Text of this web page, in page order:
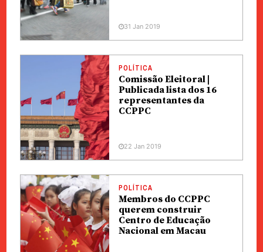
31 Jan 2019
POLÍTICA
Comissão Eleitoral |
Publicada lista dos 16
representantes da
CCPPC
22 Jan 2019
POLÍTICA
Membros do CCPPC
querem construir
Centro de Educação
Nacional em Macau